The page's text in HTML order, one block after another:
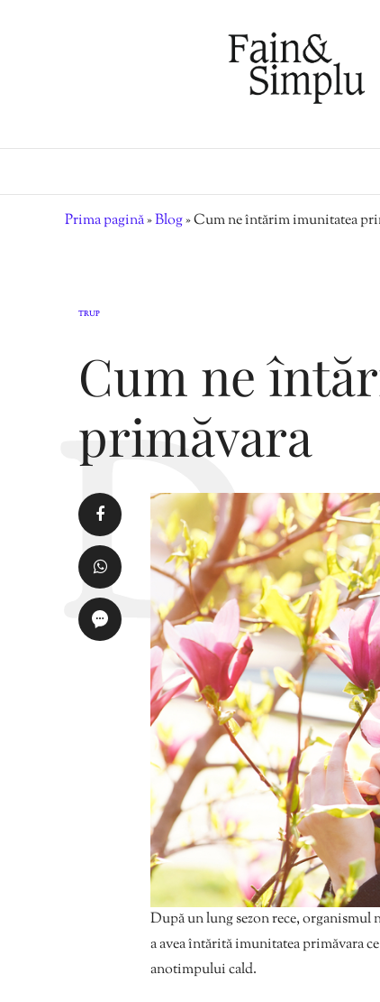
Prima pagină»Blog»Cum ne întărim imunitatea
TRUP
Cum ne
primăvara
După un lung sezon rece, organismul
a avea întărită imunitatea primăvara
anotimpului cald.